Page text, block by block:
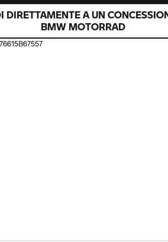
DIRETTAMENTE A UN
BMW MOTORRAD
76615B67557